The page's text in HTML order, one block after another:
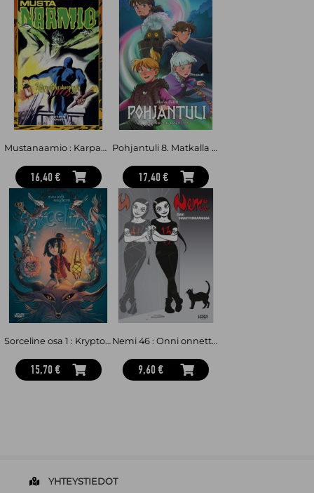
Mustanaamio : Karpaattien vampyyri
16,40 €
Pohjantuli 8. Matkalla Rørosiin
17,40 €
Sorceline osa 1 : Kryptoeläintieteen alkeet
15,70 €
Nemi 46 : Onni onnettomuudessa
9,60 €
YHTEYSTIEDOT